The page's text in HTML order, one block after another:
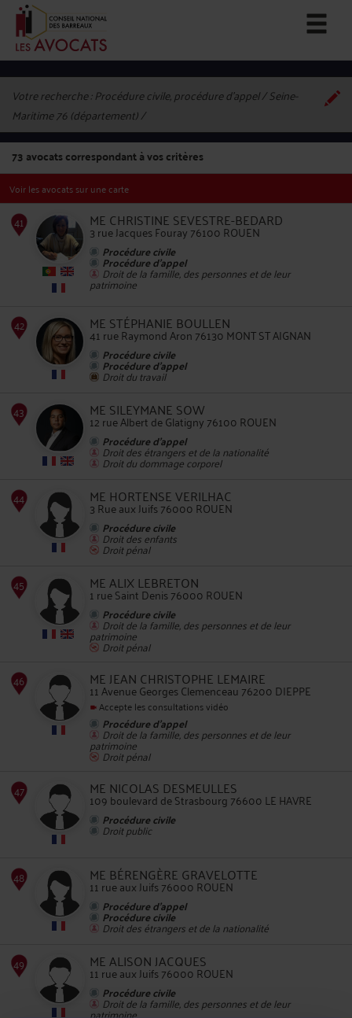
Votre recherche :Procédure civile, procédure d'appel / Seine-
Maritime 76 (département)
73avocats correspondant à vos critères
Voir les avocats sur une carte
ME CHRISTINE SEVESTRE-BEDARD
3 rue Jacques Fouray 76100 ROUEN
Procédure civile
Procédure d'appel
Droit de la famille, des personnes et de leur
patrimoine
42
ME STÉPHANIE BOULLEN
41 rue Raymond Aron 76130 MONT ST AIGNAN
Procédure civile
Procédure d'appel
Droit du travail
43
ME SILEYMANE SOW
12 rue Albert de Glatigny 76100 ROUEN
Procédure d'appel
Droit des étrangers et de la nationalité
Droit du dommage corporel
ME HORTENSE VERILHAC
3 Rue aux Juifs 76000 ROUEN
Procédure civile
Droit des enfants
Droit pénal
ME ALIX LEBRETON
1 rue Saint Denis 76000 ROUEN
Procédure civile
Droit de la famille, des personnes et de leur
patrimoine
Droit pénal
ME JEAN CHRISTOPHE LEMAIRE
11 Avenue Georges Clemenceau 76200 DIEPPE
Accepte les consultations vidéo
Procédure d'appel
Droit de la famille, des personnes et de leur
patrimoine
Droit pénal
ME NICOLAS DESMEULLES
109 boulevard de Strasbourg 76600 LE HAVRE
Procédure civile
Droit public
ME BÉRENGÈRE GRAVELOTTE
11 rue aux Juifs 76000 ROUEN
Procédure d'appel
Procédure civile
Droit des étrangers et de la nationalité
ME ALISON JACQUES
11 rue aux Juifs 76000 ROUEN
Procédure civile
Droit de la famille, des personnes et de leur
patrimoine